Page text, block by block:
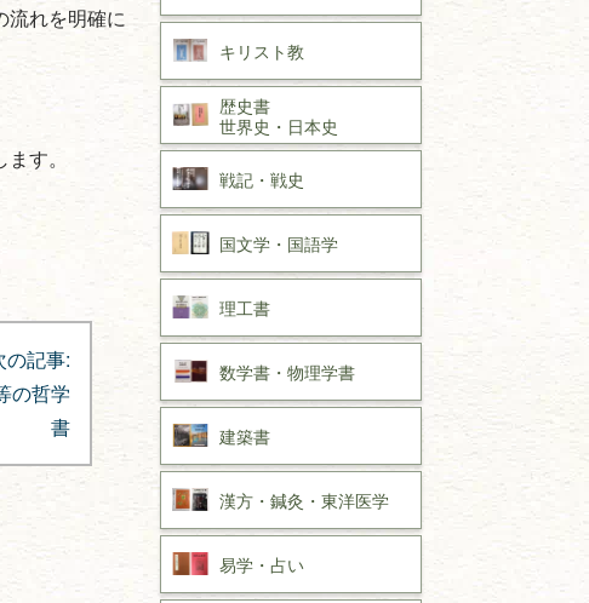
流れを明確に
す。
の記事:
の哲学
書
キリスト教
歴史書
世界史・ 日本史
戦記・戦史
国文学・ 国語学
理工書
数学書・ 物理学書
建築書
漢方・ 鍼灸・ 東洋医学
易学・ 占い